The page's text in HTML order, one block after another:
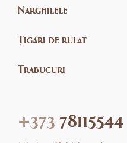
Narghilele
Țigări de rulat
Trabucuri
+373 78115544